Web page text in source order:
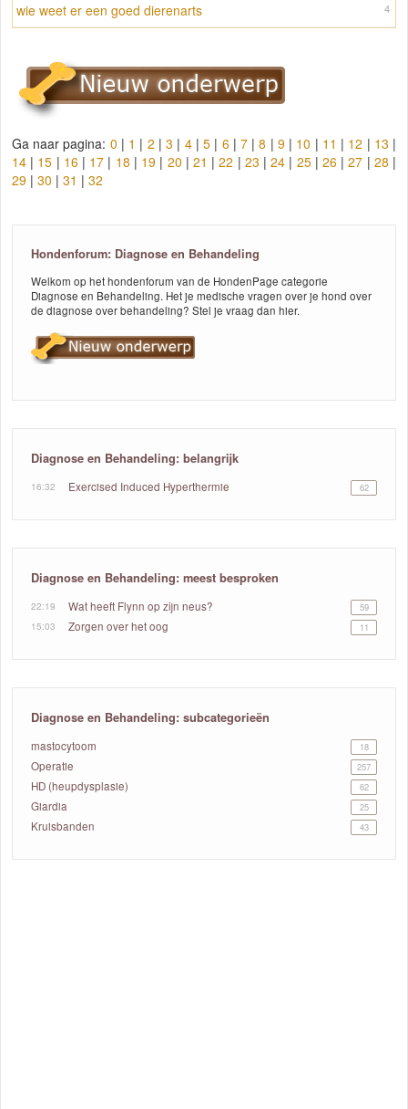
4
wie weet er een goed dierenarts
Ga naar pagina: 0 | 1 | 2 |3 | 4|5 | 6 | 7|8 | 9 | 10 | 11 | 12 | 13 |
14 | 15 | 16 | 17 | 18 | 19 | 20 | 21 |22 | 23 |24 | 25|26 |27 | 28 |
29 | 30 | 31 | 32
Hondenforum: Diagnose en Behandeling
Welkom op het hondenforum van de HondenPage categorie
Diagnose en Behandeling. Het je medische vragen over je hond over
de diagnose over behandeling? Stel je vraag dan hier.
Diagnose en Behandeling: belangrijk
62
16:32 Exercised Induced Hyperthermie
Diagnose en Behandeling: meest besproken
59
22:19 Wat heeft Flynn op zijn neus?
11
15:03 Zorgen over het oog
Diagnose en Behandeling: subcategorieën
18
mastocytoom
257
Operatie
62
HD (heupdysplasie)
25
Giardia
43
Kruisbanden